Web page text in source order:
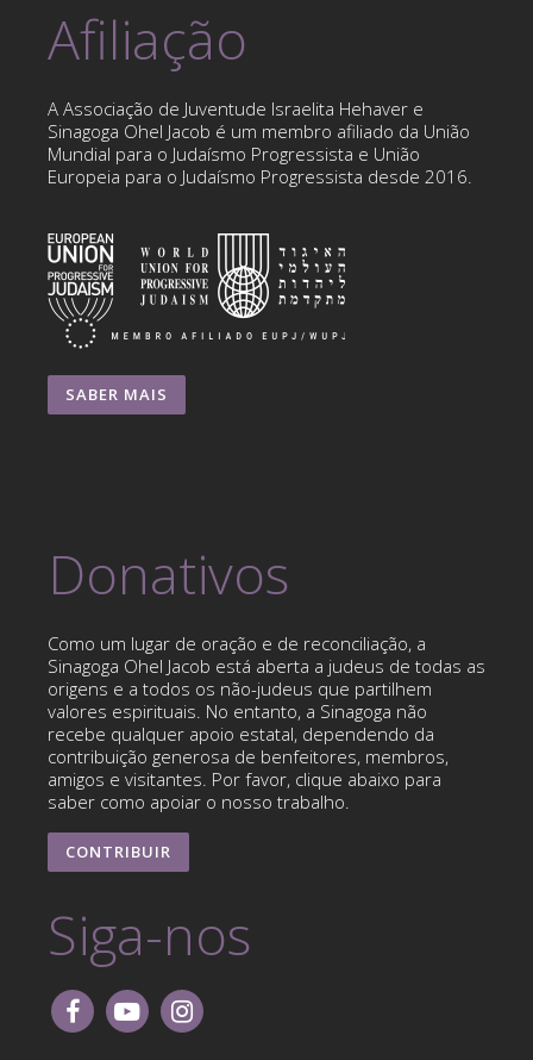
Afiliação
A Associação de Juventude Israelita Hehaver e
Sinagoga Ohel Jacob é um membro afiliado da União
Mundial para o Judaísmo Progressista e União
Europeia para o Judaísmo Progressista desde 2016.
SABER MAIS
Donativos
Como um lugar de oração e de reconciliação, a
Sinagoga Ohel Jacob está aberta a judeus de todas as
origens e a todos os não-judeus que partilhem
valores espirituais. No entanto, a Sinagoga não
recebe qualquer apoio estatal, dependendo da
contribuição generosa de benfeitores, membros,
amigos e visitantes. Por favor, clique abaixo para
saber como apoiar o nosso trabalho.
CONTRIBUIR
Siga-nos